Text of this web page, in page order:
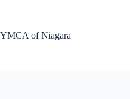
YMCA of Niagara